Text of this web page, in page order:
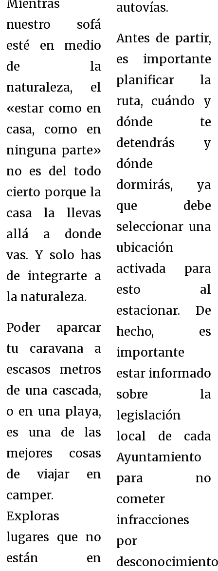
Mientras
nuestro sofá
esté en medio
de la
naturaleza, el
«estar como en
casa, como en
ninguna parte»
no es del todo
cierto porque la
casa la llevas
allá a donde
vas. Y solo has
de integrarte a
la naturaleza.
Poder aparcar
tu caravana a
escasos metros
de una cascada,
o en una playa,
es una de las
mejores cosas
de viajar en
camper.
Exploras
lugares que no
están en
autovías.
Antes de partir,
es importante
planificar la
ruta, cuándo y
dónde te
detendrás y
dónde
dormirás, ya
que debe
seleccionar una
ubicación
activada para
esto al
estacionar. De
hecho, es
importante
estar informado
sobre la
legislación
local de cada
Ayuntamiento
para no
cometer
infracciones
por